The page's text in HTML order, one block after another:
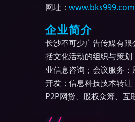
网址： www.bks999.com
企业简介
长沙不可少广告传媒有
括文化活动的组织与策
业信息咨询；会议服务
开发；信息科技技术转
P2P网贷、股权众筹、互